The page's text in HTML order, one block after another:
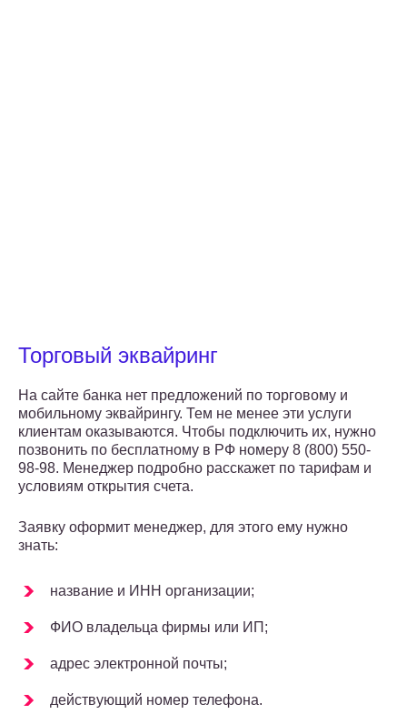
Торговый эквайринг
На сайте банка нет предложений по торговому и
мобильному эквайрингу. Тем не менее эти услуги
клиентам оказываются. Чтобы подключить их, нужно
позвонить по бесплатному в РФ номеру 8 (800) 550-
98-98. Менеджер подробно расскажет по тарифам и
условиям открытия счета.
Заявку оформит менеджер, для этого ему нужно
знать:
название и ИНН организации;
ФИО владельца фирмы или ИП;
адрес электронной почты;
действующий номер телефона.